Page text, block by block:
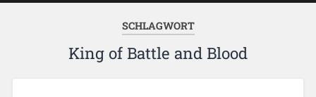
SCHLAGWORT
King of Battle and Blood